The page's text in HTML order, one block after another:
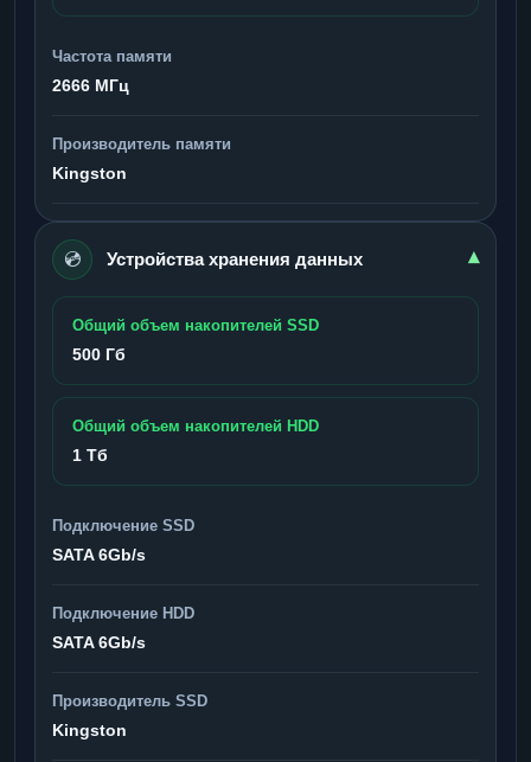
Частота памяти
2666 МГц
Производитель памяти
Kingston
💿 Устройства хранения данных ▾
Общий объем накопителей SSD
500 Гб
Общий объем накопителей HDD
1 Тб
Подключение SSD
SATA 6Gb/s
Подключение HDD
SATA 6Gb/s
Производитель SSD
Kingston